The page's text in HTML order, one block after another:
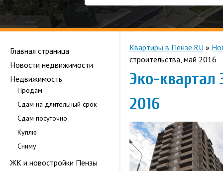
Главная страница
Новости недвижимости
Недвижимость
Продам
Сдам на длительный срок
Сдам посуточно
Куплю
Сниму
ЖК и новостройки Пензы
Квартиры в Пензе.RU »
строительства, май 2016
Эко-квартал
2016